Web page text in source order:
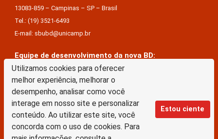
Utilizamos cookies para oferecer
melhor experiência, melhorar o
desempenho, analisar como você
interage em nosso site e personalizar
conteúdo. Ao utilizar este site, você
concorda com o uso de cookies. Para
Estou ciente
13083-859 – Campinas – SP – Brasil
Tel.: (19) 3521-6493
E-mail: sbubd@unicamp.br
Equipe de desenvolvimento da nova BD:
Keite Aparecida Duarte
Márcio Vinícius De Jesus Almeida
Saul Victor De Castro E Silva
A Biblioteca Digital da Unicamp está licenciado com uma Licença Creative Commons –
Atribuição Sem Derivações 4.0 Internacional